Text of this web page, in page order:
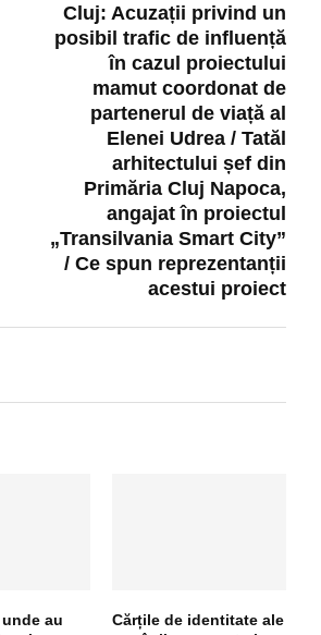
Cluj: Acuzații privind un
posibil trafic de influență
în cazul proiectului
mamut coordonat de
partenerul de viață al
Elenei Udrea / Tatăl
arhitectului șef din
Primăria Cluj Napoca,
angajat în proiectul
„Transilvania Smart City”
/ Ce spun reprezentanții
acestui proiect
au
Cărțile de identitate ale